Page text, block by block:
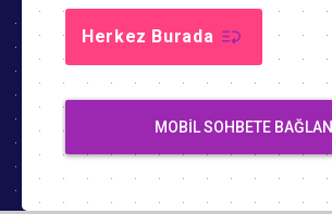
Herkez Burada
MOBIL SOHBETE BAĞLAN